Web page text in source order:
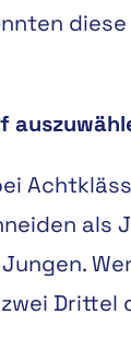
als
Drittel